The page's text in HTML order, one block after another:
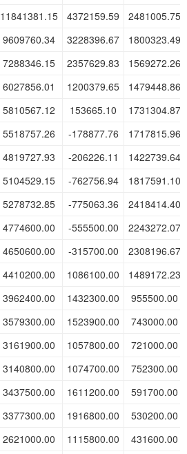
11841381.15 4372159.59
2481005.75
9609760.34 3228396.67
1800323.49
7288346.15 2357629.83
1569272.26
6027856.01 1200379.65
1479448.86
5810567.12 153665.10
1731304.87
5518757.26 -178877.76
1717815.96
4819727.93 -206226.11
1422739.64
5104529.15 -762756.94
1817591.10
5278732.85 -775063.36
2418414.40
4774600.00 -555500.00
2243272.07
4650600.00 -315700.00
2308196.67
4410200.00 1086100.00
1489172.23
3962400.00 1432300.00
955500.00
3579300.00 1523900.00
743000.00
3161900.00 1057800.00
721000.00
3140800.00 1074700.00
752300.00
3437500.00 1611200.00
591700.00
3377300.00 1916800.00
530200.00
2621000.00 1115800.00
431600.00